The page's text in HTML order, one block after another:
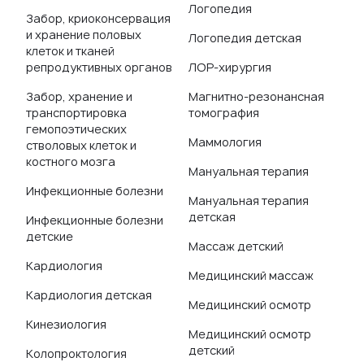
Забор, криоконсервация
и хранение половых
клеток и тканей
репродуктивных органов
Забор, хранение и
транспортировка
гемопоэтических
стволовых клеток и
костного мозга
Инфекционные болезни
Инфекционные болезни
детские
Кардиология
Кардиология детская
Кинезиология
Колопроктология
Логопедия
Логопедия детская
ЛОР-хирургия
Магнитно-резонансная
томография
Маммология
Мануальная терапия
Мануальная терапия
детская
Массаж детский
Медицинский массаж
Медицинский осмотр
Медицинский осмотр
детский